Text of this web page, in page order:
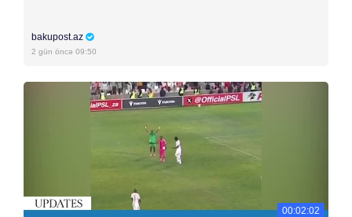
bakupost.az
2 gün öncə 09:50
00:02:02